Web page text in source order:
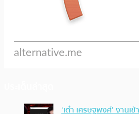
‘เต๋า เศรษฐพงศ์’ งานเ